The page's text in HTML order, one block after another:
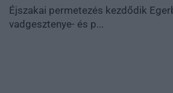
Éjszakai permetezés kezdődik
vadgesztenye- és p...